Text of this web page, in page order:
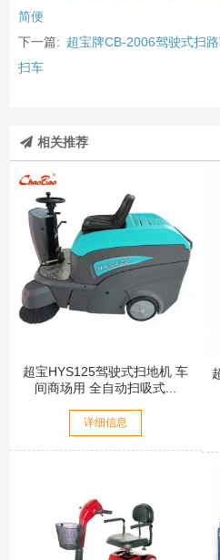
简便
下一篇: 超宝牌CB-2006驾驶式扫
扫车
相关推荐
超宝HYS125驾驶式扫地机 车
间商场用 全自动扫吸式...
详细信息